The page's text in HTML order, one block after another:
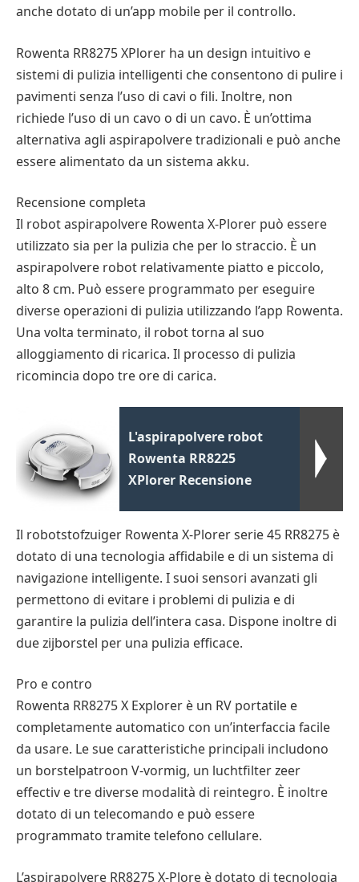
anche dotato di un’app mobile per il controllo.
Rowenta RR8275 XPlorer ha un design intuitivo e
sistemi di pulizia intelligenti che consentono di pulire i
pavimenti senza l’uso di cavi o fili. Inoltre, non
richiede l’uso di un cavo o di un cavo. È un’ottima
alternativa agli aspirapolvere tradizionali e può anche
essere alimentato da un sistema akku.
Recensione completa
Il robot aspirapolvere Rowenta X-Plorer può essere
utilizzato sia per la pulizia che per lo straccio. È un
aspirapolvere robot relativamente piatto e piccolo,
alto 8 cm. Può essere programmato per eseguire
diverse operazioni di pulizia utilizzando l’app Rowenta.
Una volta terminato, il robot torna al suo
alloggiamento di ricarica. Il processo di pulizia
ricomincia dopo tre ore di carica.
L'aspirapolvere robot
Rowenta RR8225
XPlorer Recensione
Il robotstofzuiger Rowenta X-Plorer serie 45 RR8275 è
dotato di una tecnologia affidabile e di un sistema di
navigazione intelligente. I suoi sensori avanzati gli
permettono di evitare i problemi di pulizia e di
garantire la pulizia dell’intera casa. Dispone inoltre di
due zijborstel per una pulizia efficace.
Pro e contro
Rowenta RR8275 X Explorer è un RV portatile e
completamente automatico con un’interfaccia facile
da usare. Le sue caratteristiche principali includono
un borstelpatroon V-vormig, un luchtfilter zeer
effectiv e tre diverse modalità di reintegro. È inoltre
dotato di un telecomando e può essere
programmato tramite telefono cellulare.
L’aspirapolvere RR8275 X-Plore è dotato di tecnologia